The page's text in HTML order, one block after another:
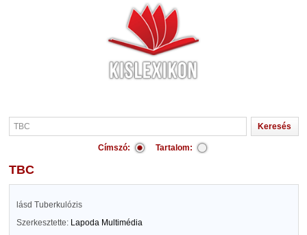
Címszó: Tartalom:
TBC
lásd Tuberkulózis
Szerkesztette: Lapoda Multimédia